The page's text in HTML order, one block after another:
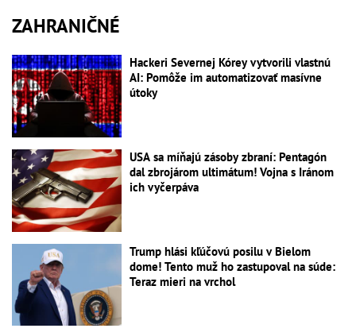
ZAHRANIČNÉ
Hackeri Severnej Kórey vytvorili vlastnú
AI: Pomôže im automatizovať masívne
útoky
USA sa míňajú zásoby zbraní: Pentagón
dal zbrojárom ultimátum! Vojna s Iránom
ich vyčerpáva
Trump hlási kľúčovú posilu v Bielom
dome! Tento muž ho zastupoval na súde:
Teraz mieri na vrchol